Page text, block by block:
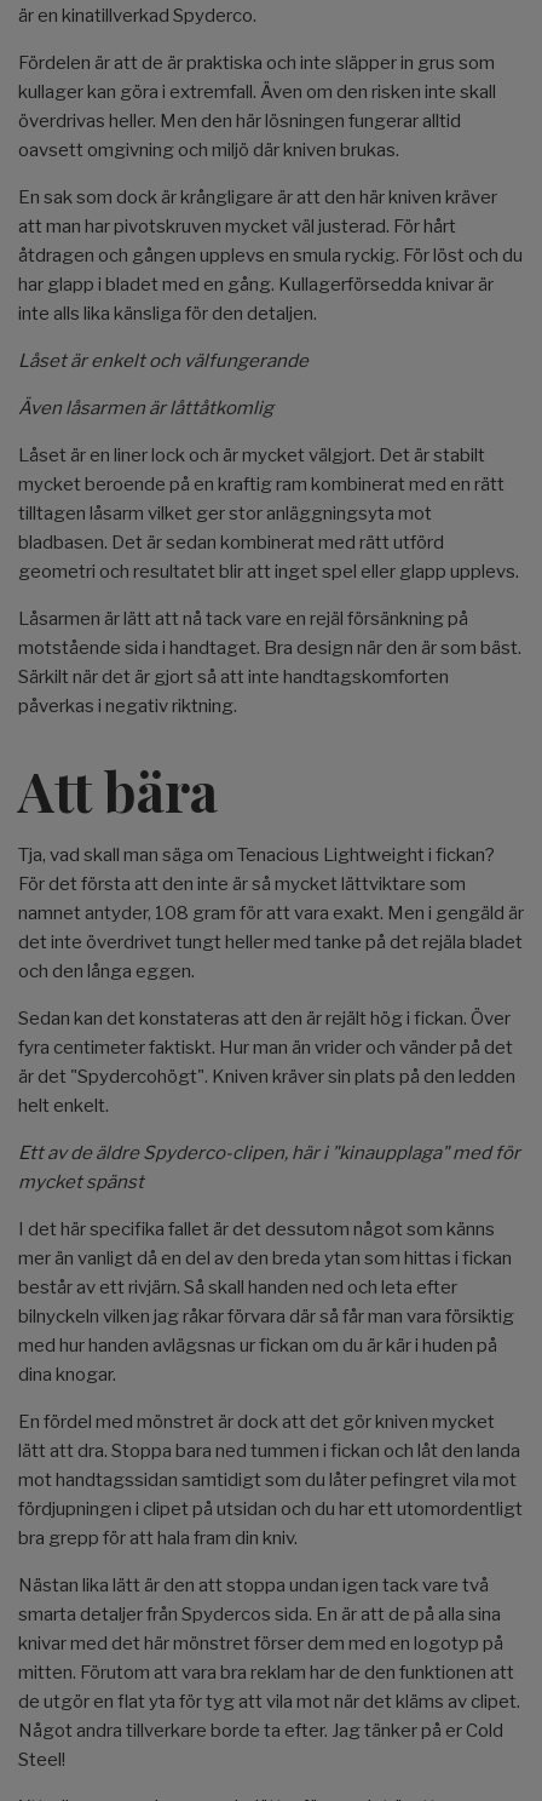
är en kinatillverkad Spyderco.
Fördelen är att de är praktiska och inte släpper in grus som
kullager kan göra i extremfall. Även om den risken inte skall
överdrivas heller. Men den här lösningen fungerar alltid
oavsett omgivning och miljö där kniven brukas.
En sak som dock är krångligare är att den här kniven kräver
att man har pivotskruven mycket väl justerad. För hårt
åtdragen och gången upplevs en smula ryckig. För löst och du
har glapp i bladet med en gång. Kullagerförsedda knivar är
inte alls lika känsliga för den detaljen.
Låset är enkelt och välfungerande
Även låsarmen är låttåtkomlig
Låset är en liner lock och är mycket välgjort. Det är stabilt
mycket beroende på en kraftig ram kombinerat med en rätt
tilltagen låsarm vilket ger stor anläggningsyta mot
bladbasen. Det är sedan kombinerat med rätt utförd
geometri och resultatet blir att inget spel eller glapp upplevs.
Låsarmen är lätt att nå tack vare en rejäl försänkning på
motstående sida i handtaget. Bra design när den är som bäst.
Särkilt när det är gjort så att inte handtagskomforten
påverkas i negativ riktning.
Att bära
Tja, vad skall man säga om Tenacious Lightweight i fickan?
För det första att den inte är så mycket lättviktare som
namnet antyder, 108 gram för att vara exakt. Men i gengäld är
det inte överdrivet tungt heller med tanke på det rejäla bladet
och den långa eggen.
Sedan kan det konstateras att den är rejält hög i fickan. Över
fyra centimeter faktiskt. Hur man än vrider och vänder på det
är det "Spydercohögt". Kniven kräver sin plats på den ledden
helt enkelt.
Ett av de äldre Spyderco-clipen, här i "kinaupplaga" med för
mycket spänst
I det här specifika fallet är det dessutom något som känns
mer än vanligt då en del av den breda ytan som hittas i fickan
består av ett rivjärn. Så skall handen ned och leta efter
bilnyckeln vilken jag råkar förvara där så får man vara försiktig
med hur handen avlägsnas ur fickan om du är kär i huden på
dina knogar.
En fördel med mönstret är dock att det gör kniven mycket
lätt att dra. Stoppa bara ned tummen i fickan och låt den landa
mot handtagssidan samtidigt som du låter pefingret vila mot
fördjupningen i clipet på utsidan och du har ett utomordentligt
bra grepp för att hala fram din kniv.
Nästan lika lätt är den att stoppa undan igen tack vare två
smarta detaljer från Spydercos sida. En är att de på alla sina
knivar med det här mönstret förser dem med en logotyp på
mitten. Förutom att vara bra reklam har de den funktionen att
de utgör en flat yta för tyg att vila mot när det kläms av clipet.
Något andra tillverkare borde ta efter. Jag tänker på er Cold
Steel!